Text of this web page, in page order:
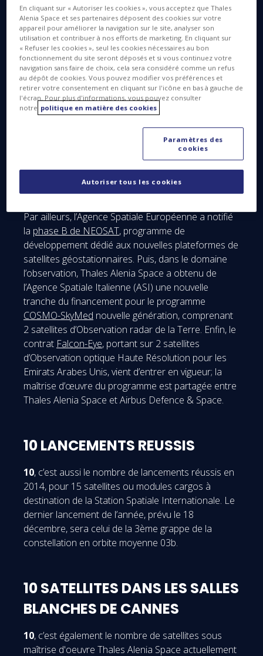
2014 POUR 10 SATELLITES
10, c’est le nombre de contrats remportés par
Thales Alenia Space en 2014 ! La joint-venture
franco-italienne a en effet annoncé 4 commandes
pour 5 programmes de télécommunication :Yamal-
601, pour le compte de l’opérateur russe Gazprom
Space Systems, le doubléKoreasat 5A et Koreasat
Inmarsat S/HellaaSat 3, le
condosat pour Inmasat et HellaSat, sans oublier
destiné à l’opérateur indonésien Telkom.
à la fois grâce au plan de compétitivité et à la
Par ailleurs, l’Agence Spatiale Européenne a notifié
la phase B de NEOSAT, programme de
développement dédié aux nouvelles plateformes de
satellites géostationnaires. Puis, dans le domaine
l’observation, Thales Alenia Space a obtenu de
l’Agence Spatiale Italienne (ASI) une nouvelle
tranche du financement pour le programme
COSMO-SkyMed nouvelle génération, comprenant
2 satellites d’Observation radar de la Terre. Enfin, le
contrat Falcon-Eye, portant sur 2 satellites
d’Observation optique Haute Résolution pour les
Emirats Arabes Unis, vient d’entrer en vigueur; la
maîtrise d’œuvre du programme est partagée entre
Thales Alenia Space et Airbus Defence & Space.
10 LANCEMENTS REUSSIS
10, c’est aussi le nombre de lancements réussis en
2014, pour 15 satellites ou modules cargos à
destination de la Station Spatiale Internationale. Le
dernier lancement de l’année, prévu le 18
décembre, sera celui de la 3ème grappe de la
constellation en orbite moyenne 03b.
10 SATELLITES DANS LES SALLES
BLANCHES DE CANNES
10, c’est également le nombre de satellites sous
maîtrise d'oeuvre Thales Alenia Space actuellement
En cliquant sur « Autoriser les cookies », vous acceptez que Thales
Alenia Space et ses partenaires déposent des cookies sur votre
appareil pour améliorer la navigation sur le site, analyser son
utilisation et contribuer à nos efforts de marketing. En cliquant sur
« Refuser les cookies », seul les cookies nécessaires au bon
fonctionnement du site seront déposés et si vous continuez votre
navigation sans faire de choix, cela sera considéré comme un refus
au dépôt de cookies. Vous pouvez modifier vos préférences et
retirer votre consentement en cliquant sur l'icône en bas à gauche de
l'écran. Pour plus d'informations, vous pouvez consulter
notre politique en matière des cookies
Paramètres des
cookies
Autoriser tous les cookies